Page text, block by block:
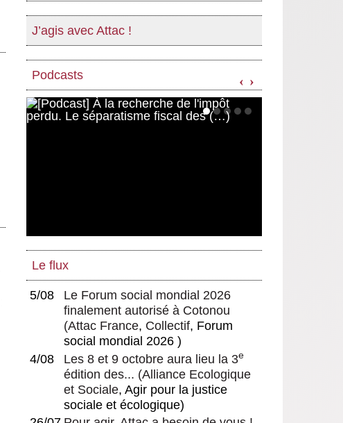
J’agis avec Attac !
Podcasts ‹ ›
Le flux
5/08
Le Forum social mondial 2026
finalement autorisé à Cotonou
(Attac France, Collectif, Forum
social mondial 2026 )
4/08
Les 8 et 9 octobre aura lieu la 3e
édition des... (Alliance Ecologique
et Sociale, Agir pour la justice
sociale et écologique)